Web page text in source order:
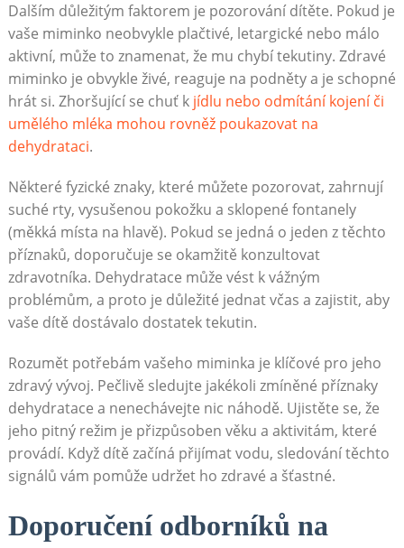
Dalším důležitým faktorem je pozorování dítěte. Pokud je
vaše miminko neobvykle plačtivé, letargické nebo málo
aktivní, může to znamenat, že mu chybí tekutiny. Zdravé
miminko je obvykle živé, reaguje na podněty a je schopné
hrát si. Zhoršující se chuť k jídlu nebo odmítání kojení či
umělého mléka mohou rovněž poukazovat na
dehydrataci.
Některé fyzické znaky, které můžete pozorovat, zahrnují
suché rty, vysušenou pokožku a sklopené fontanely
(měkká místa na hlavě). Pokud se jedná o jeden z těchto
příznaků, doporučuje se okamžitě konzultovat
zdravotníka. Dehydratace může vést k vážným
problémům, a proto je důležité jednat včas a zajistit, aby
vaše dítě dostávalo dostatek tekutin.
Rozumět potřebám vašeho miminka je klíčové pro jeho
zdravý vývoj. Pečlivě sledujte jakékoli zmíněné příznaky
dehydratace a nenechávejte nic náhodě. Ujistěte se, že
jeho pitný režim je přizpůsoben věku a aktivitám, které
provádí. Když dítě začíná přijímat vodu, sledování těchto
signálů vám pomůže udržet ho zdravé a šťastné.
Doporučení odborníků na